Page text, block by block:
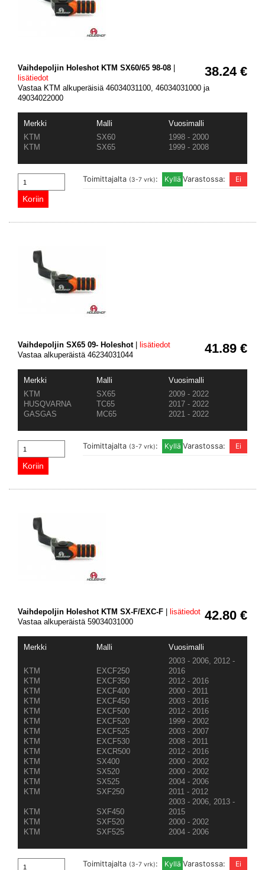
38.24 €
Vaihdepoljin Holeshot KTM SX60/65 98-08
lisätiedot
Vastaa KTM alkuperäisiä 46034031100, 46034031000 ja
49034022000
Merkki Malli
Vuosimalli
KTM
SX60
1998 - 2000
KTM
SX65 1999 - 2008
Varastossa:
Toimittajalta (3-7 vrk):
41.89 €
Vaihdepoljin SX65 09- Holeshot|
lisätiedot
Vastaa alkuperäistä 46234031044
Merkki Malli
Vuosimalli
KTM
SX65
2009 - 2022
HUSQVARNA
TC65
2017 - 2022
GASGAS
MC65 2021 - 2022
Varastossa:
Toimittajalta (3-7 vrk):
42.80 €
Vaihdepoljin Holeshot KTM SX-F/EXC-F
lisätiedot
Vastaa alkuperäistä 59034031000
Merkki Malli Vuosimalli
KTM EXCF250
2003 - 2006, 2012 -
2016
KTM
EXCF350
2012 - 2016
KTM
EXCF400
2000 - 2011
KTM
EXCF450
2003 - 2016
KTM
EXCF500
2012 - 2016
KTM
EXCF520
1999 - 2002
KTM
EXCF525
2003 - 2007
KTM
EXCF530
2008 - 2011
KTM
EXCR500
2012 - 2016
KTM
SX400
2000 - 2002
KTM
SX520
2000 - 2002
KTM
SX525
2004 - 2006
KTM
SXF250 2011 - 2012
KTM SXF450
2003 - 2006, 2013 -
2015
KTM
SXF520
2000 - 2002
KTM
SXF525 2004 - 2006
Varastossa:
Toimittajalta (3-7 vrk):